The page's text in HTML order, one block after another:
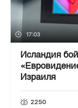
17:03
Исландия
Израиля
2250